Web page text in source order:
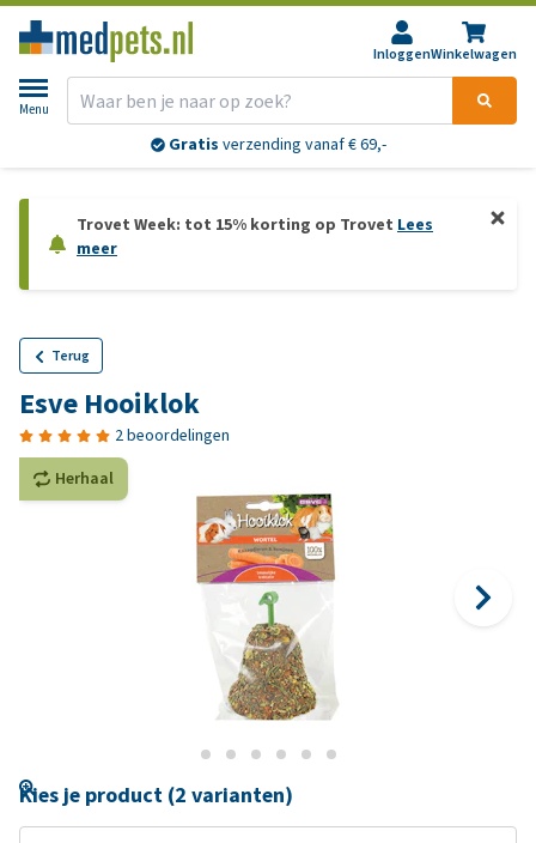
InloggenWinkelwagen
Menu
Gratis verzending vanaf € 69,-
Trovet Week: tot 15% korting op Trovet Lees
meer
Terug
Esve Hooiklok
2 beoordelingen
Herhaal
Kies je product (2 varianten)